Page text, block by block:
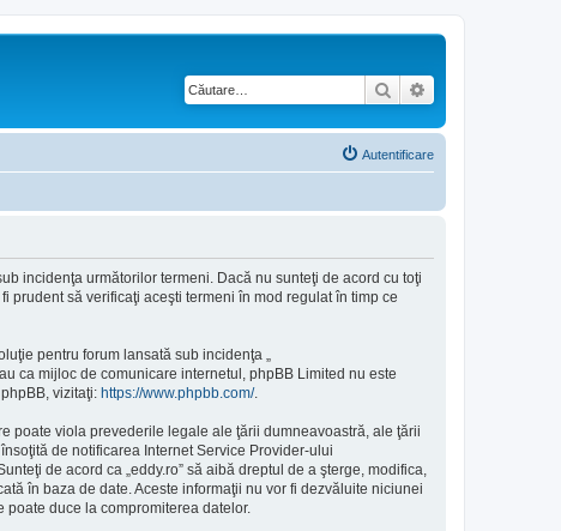
Căutare
Autentificare
incidenţa următorilor termeni. Dacă nu sunteţi de acord cu toţi
prudent să verificaţi aceşti termeni în mod regulat în timp ce
pentru forum lansată sub incidenţa „
ca mijloc de comunicare internetul, phpBB Limited nu este
vizitaţi: https://www.phpbb.com/.
poate viola prevederile legale ale ţării dumneavoastră, ale ţării
de notificarea Internet Service Provider-ului
de acord ca „eddy.ro” să aibă dreptul de a şterge, modifica,
în baza de date. Aceste informaţii nu vor fi dezvăluite niciunei
duce la compromiterea datelor.